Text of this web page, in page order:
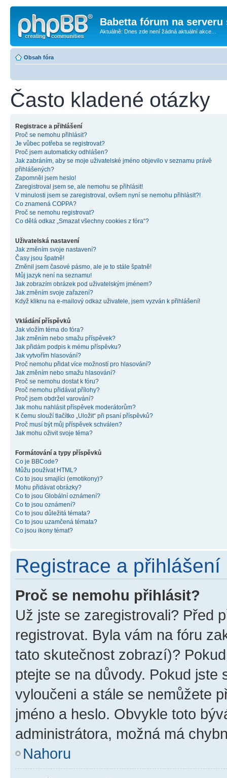
Babetta fórum na serveru
Aktuálně: Dnes zde není žádná aktuální akce...
Obsah fóra
Často kladené otázky
Registrace a přihlášení
Proč se nemohu přihlásit?
Je vůbec potřeba se registrovat?
Proč jsem automaticky odhlášen?
Jak zabráním, aby se moje uživatelské jméno objevilo v seznamu právě
přihlášených?
Zapomněl jsem heslo!
Zaregistroval jsem se, ale nemohu se přihlásit!
V minulosti jsem se zaregistroval, ovšem nyní se nemohu přihlásit?!
Co znamená COPPA?
Proč se nemohu registrovat?
Co dělá odkaz „Smazat všechny cookies z fóra“?
Uživatelská nastavení
Jak změním svoje nastavení?
Časy jsou špatně!
Změnil jsem časové pásmo, ale je to stále špatně!
Můj jazyk není na seznamu!
Jak zobrazím obrázek pod uživatelským jménem?
Jak změním svoje zařazení?
Když kliknu na e-mailový odkaz uživatele, jsem vyzván k přihlášení!
Vkládání příspěvků
Jak vložím téma do fóra?
Jak změním nebo smažu příspěvek?
Jak přidám podpis k mému příspěvku?
Jak vytvořím hlasování?
Proč nemohu přidat více možností pro hlasování?
Jak změním nebo smažu hlasování?
Proč se nemohu dostat k fóru?
Proč nemohu přidávat přílohy?
Proč jsem obdržel varování?
Jak mohu nahlásit příspěvek moderátorům?
K čemu slouží tlačítko „Uložit“ při psaní příspěvků?
Proč musí být můj příspěvek schválen?
Jak mohu oživit svoje téma?
Formátování a typy příspěvků
Co je BBCode?
Můžu používat HTML?
Co to jsou smajlíci (emotikony)?
Mohu přidávat obrázky?
Co to jsou Globální oznámení?
Co to jsou oznámení?
Co to jsou důležitá témata?
Co to jsou uzamčená témata?
Co jsou ikony témat?
Registrace a přihlášení
Proč se nemohu přihlásit?
Už jste se zaregistrovali? Před
registrovat. Byla vám na fóru
tato skutečnost zobrazí)?
ptejte se na důvody. Pokud jste
vyloučeni a stále se nemůžete
jméno a heslo. Obvykle toto
administrátora, možná má
Nahoru